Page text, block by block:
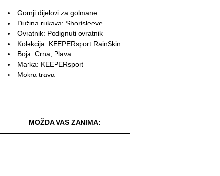
Gornji dijelovi za golmane
Dužina rukava: Shortsleeve
Ovratnik: Podignuti ovratnik
Kolekcija: KEEPERsport RainSkin
Boja: Crna, Plava
Marka: KEEPERsport
Mokra trava
MOŽDA VAS ZANIMA: